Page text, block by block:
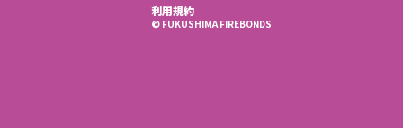
利用規約
© FUKUSHIMA FIREBONDS